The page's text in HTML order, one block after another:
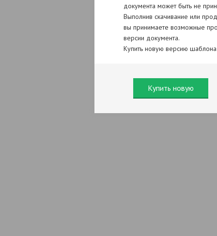
документа может быть не
Выполнив скачивание или
вы принимаете возможные
версии документа.
Купить новую версию
Купить новую